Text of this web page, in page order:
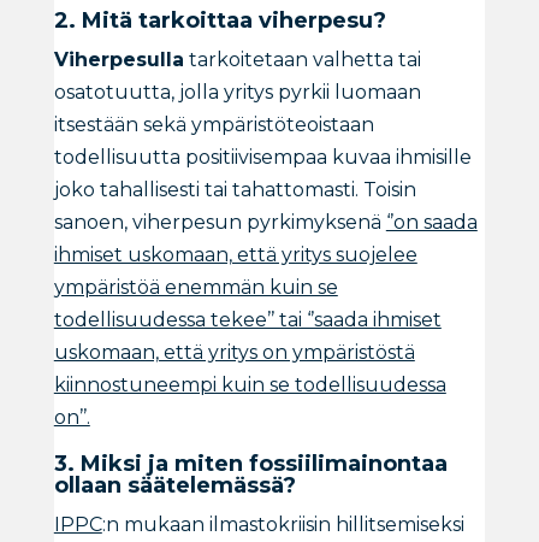
2. Mitä tarkoittaa viherpesu?
Viherpesulla tarkoitetaan valhetta tai
osatotuutta, jolla yritys pyrkii luomaan
itsestään sekä ympäristöteoistaan
todellisuutta positiivisempaa kuvaa ihmisille
joko tahallisesti tai tahattomasti. Toisin
sanoen, viherpesun pyrkimyksenä ‘’on saada
ihmiset uskomaan, että yritys suojelee
ympäristöä enemmän kuin se
todellisuudessa tekee’’ tai ‘’saada ihmiset
uskomaan, että yritys on ympäristöstä
kiinnostuneempi kuin se todellisuudessa
on’’.
3. Miksi ja miten fossiilimainontaa
ollaan säätelemässä?
IPPC:n mukaan ilmastokriisin hillitsemiseksi